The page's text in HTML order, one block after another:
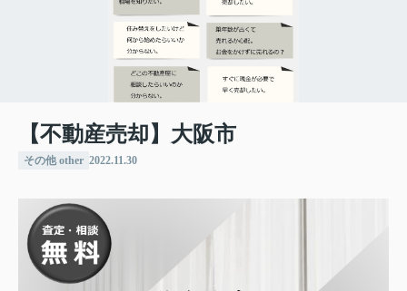
【不動産売却】大阪市
その他 other 2022.11.30